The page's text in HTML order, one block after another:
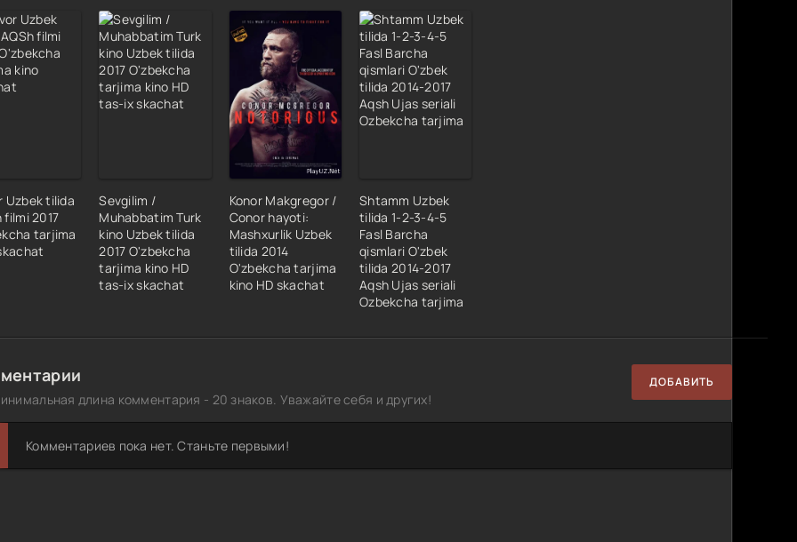
Uzbek tilida
filmi 2017
tarjima
Sevgilim /
Muhabbatim Turk
kino Uzbek tilida
2017 O'zbekcha
tarjima kino HD
tas-ix skachat
Konor Makgregor /
Conor hayoti:
Mashxurlik Uzbek
tilida 2014
O'zbekcha tarjima
kino HD skachat
Shtamm Uzbek
tilida 1-2-3-4-5
Fasl Barcha
qismlari O'zbek
tilida 2014-2017
Aqsh Ujas seriali
Ozbekcha tarjima
длина комментария - 20 знаков. Уважайте себя и других!
ДОБАВИТЬ
Комментариев пока нет. Станьте первыми!